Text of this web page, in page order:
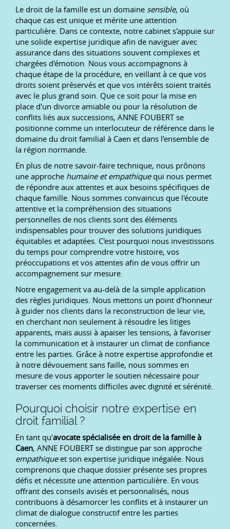
Le droit de la famille est un domaine sensible, où
chaque cas est unique et mérite une attention
particulière. Dans ce contexte, notre cabinet s'appuie sur
une solide expertise juridique afin de naviguer avec
assurance dans des situations souvent complexes et
chargées d'émotion. Nous vous accompagnons à
chaque étape de la procédure, en veillant à ce que vos
droits soient préservés et que vos intérêts soient traités
avec le plus grand soin. Que ce soit pour la mise en
place d'un divorce amiable ou pour la résolution de
conflits liés aux successions, ANNE FOUBERT se
positionne comme un interlocuteur de référence dans le
domaine du droit familial à Caen et dans l'ensemble de
la région normande.
En plus de notre savoir-faire technique, nous prônons
une approche humaine et empathiquequi nous permet
de répondre aux attentes et aux besoins spécifiques de
chaque famille. Nous sommes convaincus que l'écoute
attentive et la compréhension des situations
personnelles de nos clients sont des éléments
indispensables pour trouver des solutions juridiques
équitables et adaptées. C'est pourquoi nous investissons
du temps pour comprendre votre histoire, vos
préoccupations et vos attentes afin de vous offrir un
accompagnement sur mesure.
Notre engagement va au-delà de la simple application
des règles juridiques. Nous mettons un point d'honneur
à guider nos clients dans la reconstruction de leur vie,
en cherchant non seulement à résoudre les litiges
apparents, mais aussi à apaiser les tensions, à favoriser
la communication et à instaurer un climat de confiance
entre les parties. Grâce à notre expertise approfondie et
à notre dévouement sans faille, nous sommes en
mesure de vous apporter le soutien nécessaire pour
traverser ces moments difficiles avec dignité et sérénité.
Pourquoi choisir notre expertise en
droit familial ?
En tant qu'avocate spécialisée en droit de la famille à
Caen, ANNE FOUBERT se distingue par son approche
empathiqueet son expertise juridique inégalée. Nous
comprenons que chaque dossier présente ses propres
défis et nécessite une attention particulière. En vous
offrant des conseils avisés et personnalisés, nous
contribuons à désamorcer les conflits et à instaurer un
climat de dialogue constructif entre les parties
concernées.